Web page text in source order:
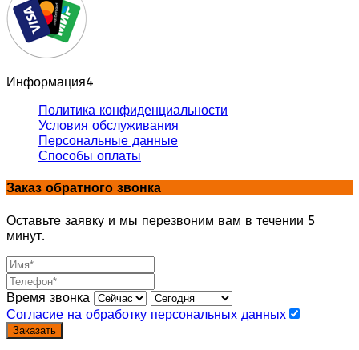
Информация4
Политика конфиденциальности
Условия обслуживания
Персональные данные
Способы оплаты
Заказ обратного звонка
Оставьте заявку и мы перезвоним вам в течении 5
минут.
Время звонка
Согласие на обработку персональных данных
Заказать